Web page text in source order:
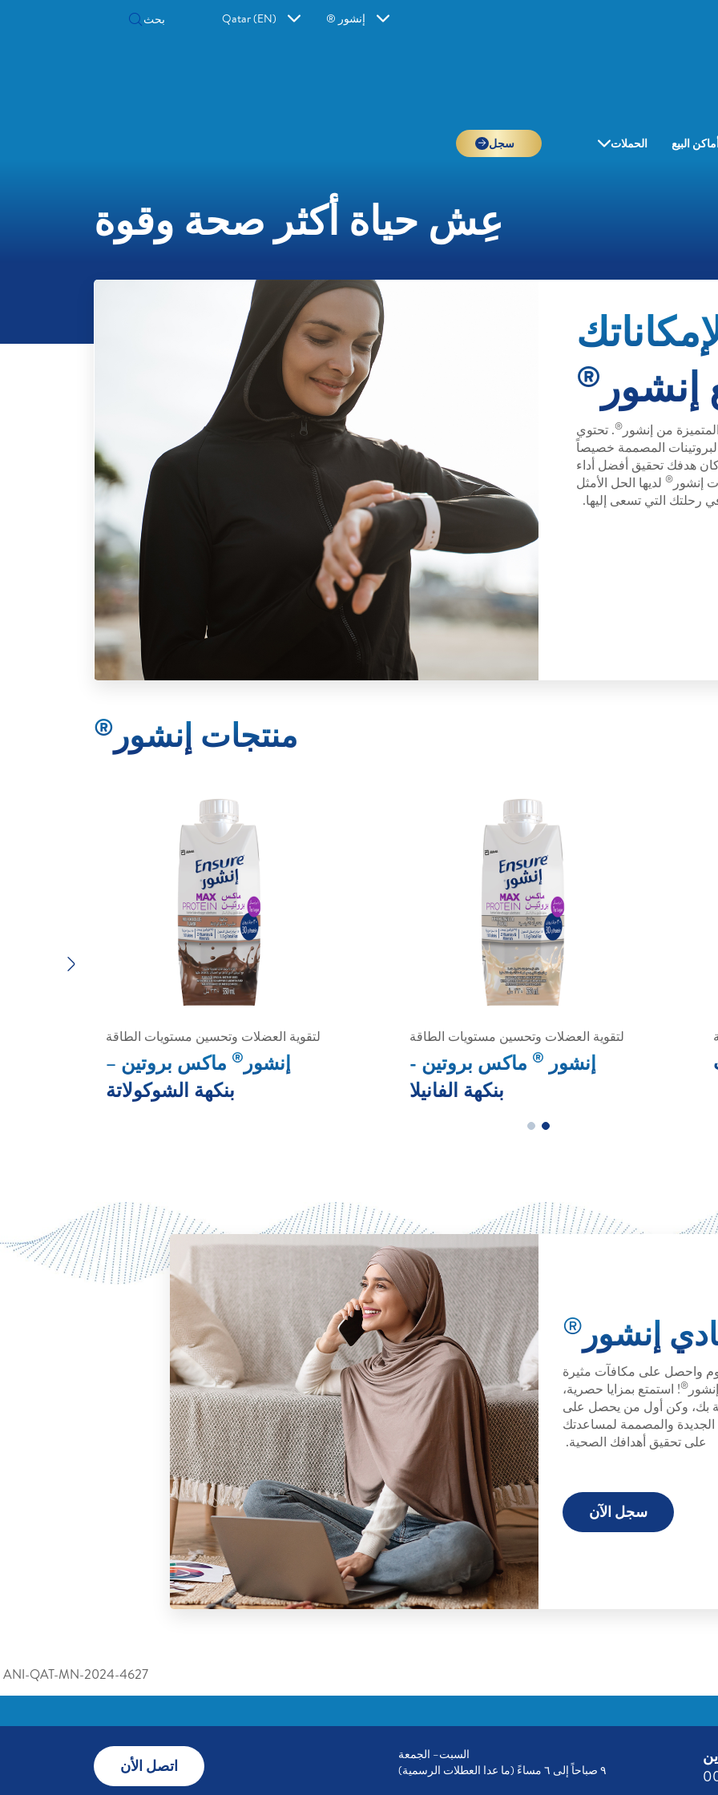
إنشور ® Qatar (EN)
البيع الحملات سجل
عِش حياة أكثر صحة وقوة
إنشور ®
من إنشور ®. تحتوي
المصممة خصيصاً
هدفك تحقيق أفضل أداء
إنشور ® لديها الحل الأمثل
رحلتك التي تسعى إليها.
منتجات إنشور ®
لتقوية العضلات وتحسين مستويات الطاقة
إنشور ® ماكس بروتين -
بنكهة الفانيلا
لتقوية العضلات وتحسين مستويات الطاقة
إنشور ® ماكس بروتين –
بنكهة الشوكولاتة
إنشور ®
واحصل على مكافآت مثيرة
®! استمتع بمزايا حصرية،
بك، وكن أول من يحصل على
الجديدة والمصممة لمساعدتك
على تحقيق أهدافك الصحية.
سجل الآن
ANI-QAT-MN-2024-4627
السبت– الجمعة
اتصل الأن